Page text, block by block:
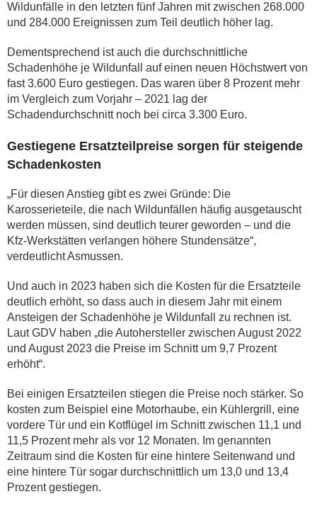
Wildunfälle in den letzten fünf Jahren mit zwischen 268.000
und 284.000 Ereignissen zum Teil deutlich höher lag.
Dementsprechend ist auch die durchschnittliche
Schadenhöhe je Wildunfall auf einen neuen Höchstwert von
fast 3.600 Euro gestiegen. Das waren über 8 Prozent mehr
im Vergleich zum Vorjahr – 2021 lag der
Schadendurchschnitt noch bei circa 3.300 Euro.
Gestiegene Ersatzteilpreise sorgen für steigende
Schadenkosten
„Für diesen Anstieg gibt es zwei Gründe: Die
Karosserieteile, die nach Wildunfällen häufig ausgetauscht
werden müssen, sind deutlich teurer geworden – und die
Kfz-Werkstätten verlangen höhere Stundensätze“,
verdeutlicht Asmussen.
Und auch in 2023 haben sich die Kosten für die Ersatzteile
deutlich erhöht, so dass auch in diesem Jahr mit einem
Ansteigen der Schadenhöhe je Wildunfall zu rechnen ist.
Laut GDV haben „die Autohersteller zwischen August 2022
und August 2023 die Preise im Schnitt um 9,7 Prozent
erhöht“.
Bei einigen Ersatzteilen stiegen die Preise noch stärker. So
kosten zum Beispiel eine Motorhaube, ein Kühlergrill, eine
vordere Tür und ein Kotflügel im Schnitt zwischen 11,1 und
11,5 Prozent mehr als vor 12 Monaten. Im genannten
Zeitraum sind die Kosten für eine hintere Seitenwand und
eine hintere Tür sogar durchschnittlich um 13,0 und 13,4
Prozent gestiegen.